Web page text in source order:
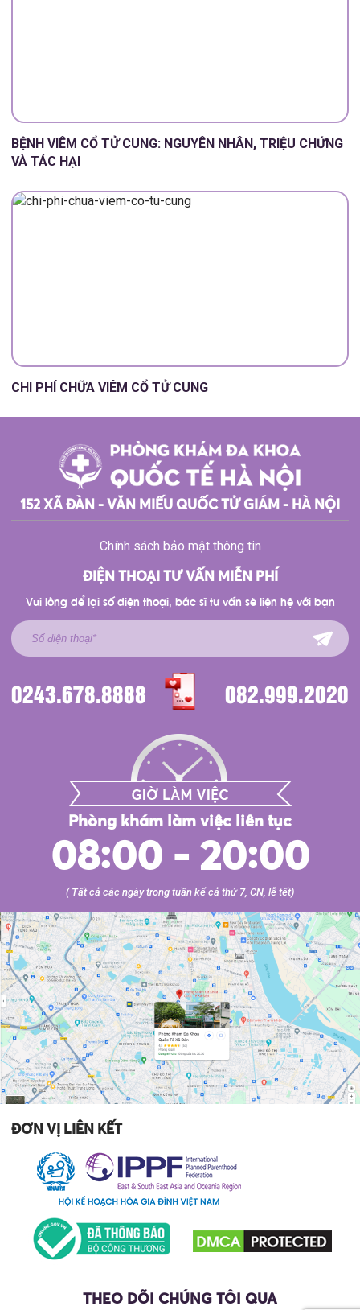
BỆNH VIÊM CỔ TỬ CUNG: NGUYÊN NHÂN, TRIỆU CHỨNG
VÀ TÁC HẠI
CHI PHÍ CHỮA VIÊM CỔ TỬ CUNG
152 XÃ ĐÀN - VĂN MIẾU QUỐC TỬ GIÁM - HÀ NỘI
Chính sách bảo mật thông tin
ĐIỆN THOẠI TƯ VẤN MIỄN PHÍ
Vui lòng để lại số điện thoại, bác sĩ tư vấn sẽ liện hệ với bạn
0243.678.8888 082.999.2020
Phòng khám làm việc liên tục
08:00 - 20:00
( Tất cả các ngày trong tuần kể cả thứ 7, CN, lễ tết)
ĐƠN VỊ LIÊN KẾT
THEO DÕI CHÚNG TÔI QUA